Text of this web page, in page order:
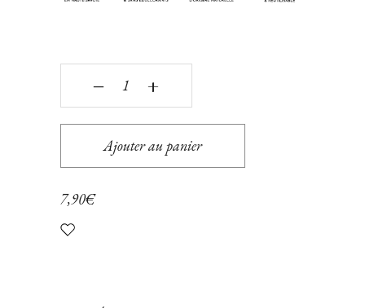
7,90€
Beurre de cacahuètes fondant quantity
‒ +
Ajouter au panier